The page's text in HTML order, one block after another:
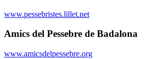
www.pessebristes.lillet.net
Amics del Pessebre de Badalona
www.amicsdelpessebre.org